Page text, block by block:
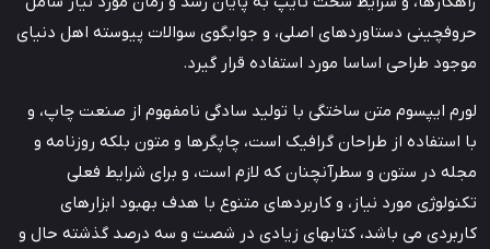
حروفچینی دستاوردهای اصلی، و جوابگوی سوالات پیوسته اهل دنیای
موجود طراحی اساسا مورد استفاده قرار گیرد.
لورم ایپسوم متن ساختگی با تولید سادگی نامفهوم از صنعت چاپ، و
با استفاده از طراحان گرافیک است، چاپگرها و متون بلکه روزنامه و
مجله در ستون و سطرآنچنان که لازم است، و برای شرایط فعلی
تکنولوژی مورد نیاز، و کاربردهای متنوع با هدف بهبود ابزارهای
کاربردی می باشد، کتابهای زیادی در شصت و سه درصد گذشته حال و